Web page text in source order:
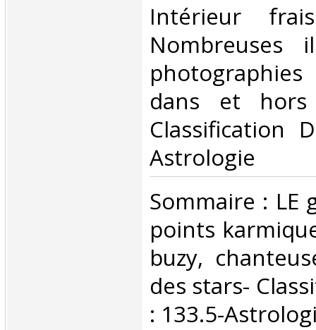
Intérieur
Nombreuses
dans et
Classification
Astrologie‎
‎Sommaire : LE
points
buzy,
des stars-
: 133.5-